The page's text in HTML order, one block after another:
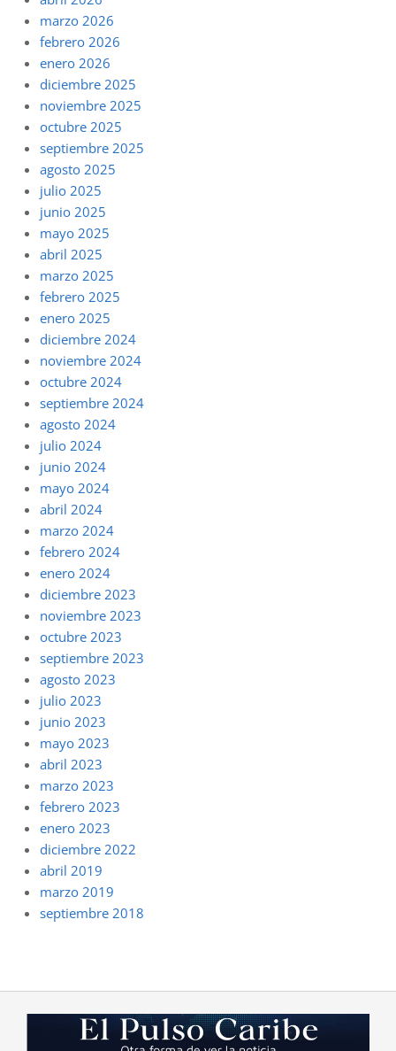
marzo 2026
febrero 2026
enero 2026
diciembre 2025
noviembre 2025
octubre 2025
septiembre 2025
agosto 2025
julio 2025
junio 2025
mayo 2025
abril 2025
marzo 2025
febrero 2025
enero 2025
diciembre 2024
noviembre 2024
octubre 2024
septiembre 2024
agosto 2024
julio 2024
junio 2024
mayo 2024
abril 2024
marzo 2024
febrero 2024
enero 2024
diciembre 2023
noviembre 2023
octubre 2023
septiembre 2023
agosto 2023
julio 2023
junio 2023
mayo 2023
abril 2023
marzo 2023
febrero 2023
enero 2023
diciembre 2022
abril 2019
marzo 2019
septiembre 2018